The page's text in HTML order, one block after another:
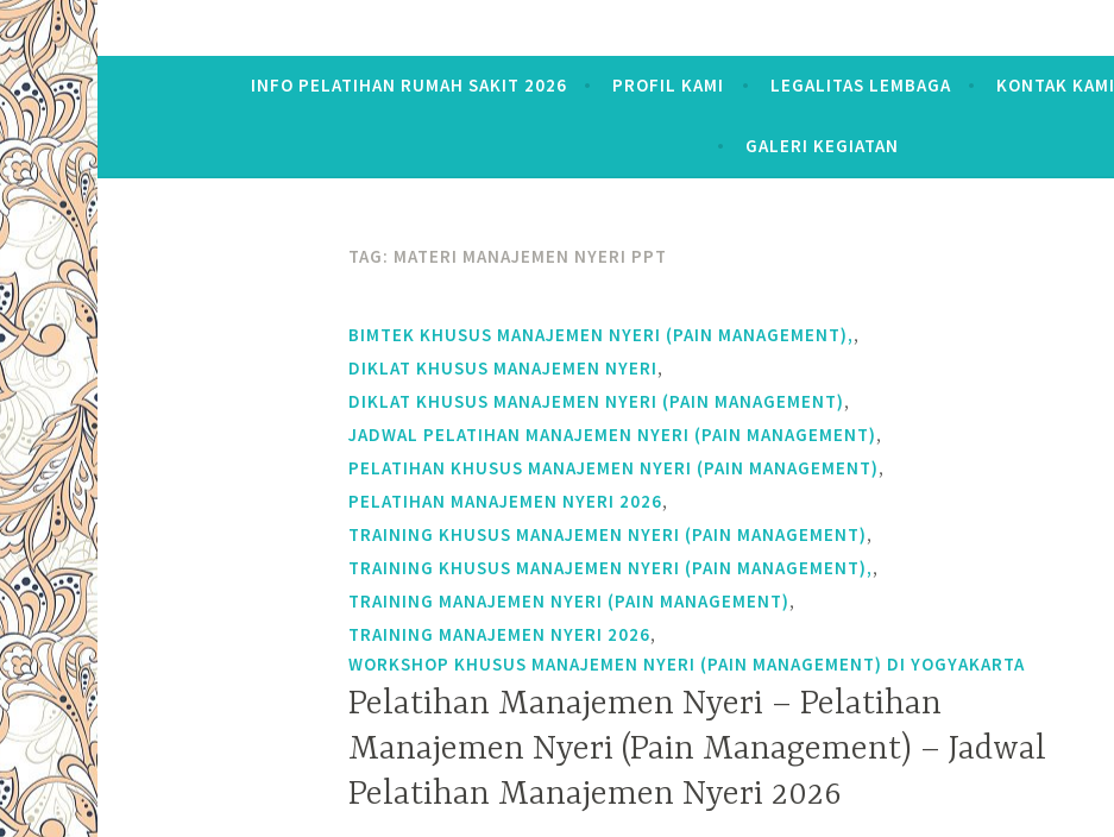
INFO PELATIHAN RUMAH SAKIT 2026 PROFIL KAMI LEGALITAS LEMBAGA KONTAK KAMI
GALERI KEGIATAN
TAG: MATERI MANAJEMEN NYERI PPT
BIMTEK KHUSUS MANAJEMEN NYERI (PAIN MANAGEMENT),,
DIKLAT KHUSUS MANAJEMEN NYERI,
DIKLAT KHUSUS MANAJEMEN NYERI (PAIN MANAGEMENT),
JADWAL PELATIHAN MANAJEMEN NYERI (PAIN MANAGEMENT),
PELATIHAN KHUSUS MANAJEMEN NYERI (PAIN MANAGEMENT),
PELATIHAN MANAJEMEN NYERI 2026,
TRAINING KHUSUS MANAJEMEN NYERI (PAIN MANAGEMENT),
TRAINING KHUSUS MANAJEMEN NYERI (PAIN MANAGEMENT),,
TRAINING MANAJEMEN NYERI (PAIN MANAGEMENT),
TRAINING MANAJEMEN NYERI 2026,
WORKSHOP KHUSUS MANAJEMEN NYERI (PAIN MANAGEMENT) DI YOGYAKARTA
Pelatihan Manajemen Nyeri – Pelatihan
Manajemen Nyeri (Pain Management) – Jadwal
Pelatihan Manajemen Nyeri 2026